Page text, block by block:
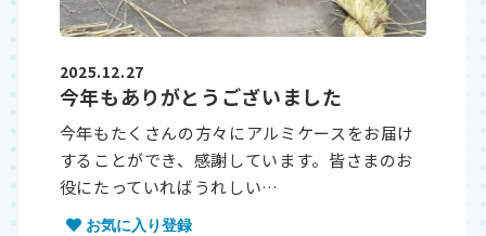
2025.12.27
今年もありがとうございました
今年もたくさんの方々にアルミケースをお届け
することができ、感謝しています。皆さまのお
役にたっていればうれしい…
お気に入り登録